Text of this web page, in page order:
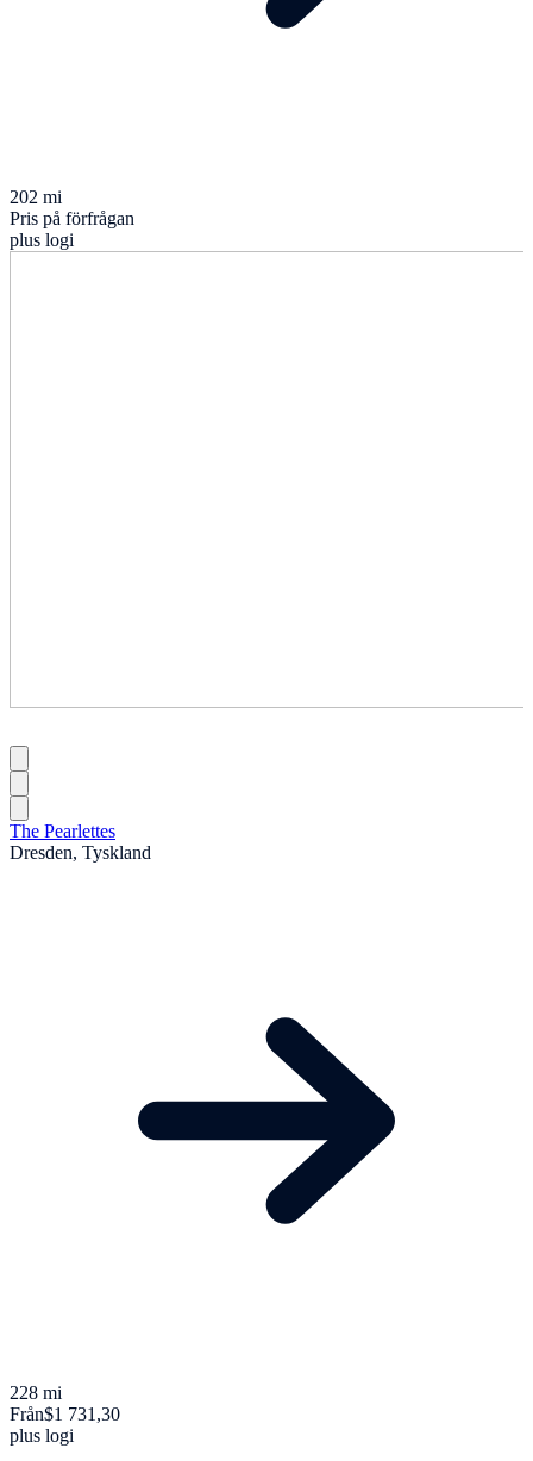
202 mi
Pris på förfrågan
plus logi
The Pearlettes
Dresden, Tyskland
228 mi
Från$1 731,30
plus logi